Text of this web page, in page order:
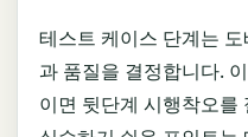
테스트 케이스 단계는
과 품질을 결정합니다.
이면 뒷단계 시행착오를